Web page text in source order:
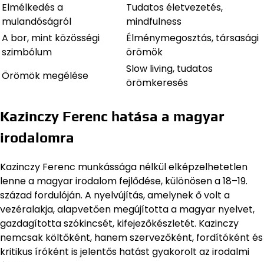
Elmélkedés a
mulandóságról
Tudatos életvezetés,
mindfulness
A bor, mint közösségi
szimbólum
Élménymegosztás, társasági
örömök
Örömök megélése
Slow living, tudatos
örömkeresés
Kazinczy Ferenc hatása a magyar
irodalomra
Kazinczy Ferenc munkássága nélkül elképzelhetetlen
lenne a magyar irodalom fejlődése, különösen a 18–19.
század fordulóján. A nyelvújítás, amelynek ő volt a
vezéralakja, alapvetően megújította a magyar nyelvet,
gazdagította szókincsét, kifejezőkészletét. Kazinczy
nemcsak költőként, hanem szervezőként, fordítóként és
kritikus íróként is jelentős hatást gyakorolt az irodalmi